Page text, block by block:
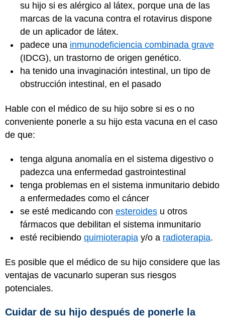
su hijo si es alérgico al látex, porque una de las
marcas de la vacuna contra el rotavirus dispone
de un aplicador de látex.
padece una inmunodeficiencia combinada grave
(IDCG), un trastorno de origen genético.
ha tenido una invaginación intestinal, un tipo de
obstrucción intestinal, en el pasado
Hable con el médico de su hijo sobre si es o no
conveniente ponerle a su hijo esta vacuna en el caso
de que:
tenga alguna anomalía en el sistema digestivo o
padezca una enfermedad gastrointestinal
tenga problemas en el sistema inmunitario debido
a enfermedades como el cáncer
se esté medicando con esteroides u otros
fármacos que debilitan el sistema inmunitario
esté recibiendo quimioterapia y/o a radioterapia.
Es posible que el médico de su hijo considere que las
ventajas de vacunarlo superan sus riesgos
potenciales.
Cuidar de su hijo después de ponerle la